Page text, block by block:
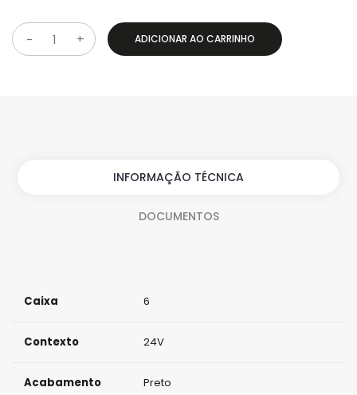
Q
ADICIONAR AO CARRINHO
INFORMAÇÃO TÉCNICA
DOCUMENTOS
Caixa 6
Contexto 24V
Acabamento Preto